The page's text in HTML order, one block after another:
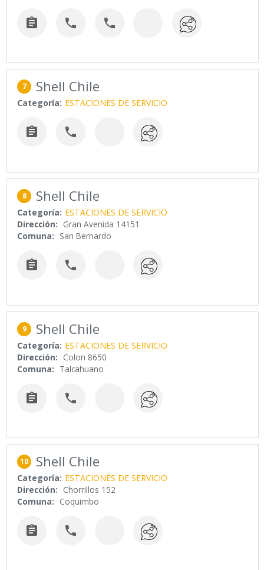
  
7 Shell Chile
Categoría: ESTACIONES DE SERVICIO
 
8 Shell Chile
Categoría: ESTACIONES DE SERVICIO
Dirección: Gran Avenida 14151
Comuna: San Bernardo
 
9 Shell Chile
Categoría: ESTACIONES DE SERVICIO
Dirección: Colon 8650
Comuna: Talcahuano
 
10 Shell Chile
Categoría: ESTACIONES DE SERVICIO
Dirección: Chorrillos 152
Comuna: Coquimbo
 